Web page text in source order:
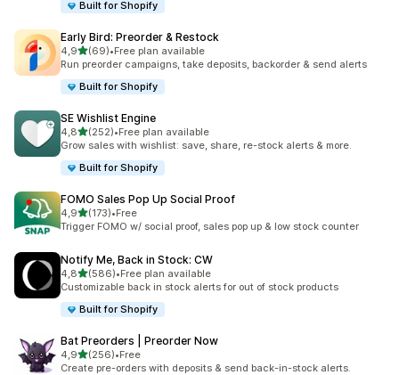
Built for Shopify
Early Bird: Preorder & Restock
4,9na 5 gwiazdek
(69)
Łączna liczba recenzji: 69
•Free plan available
Run preorder campaigns, take deposits, backorder & send alerts
Built for Shopify
SE Wishlist Engine
4,8na 5 gwiazdek
(252)
Łączna liczba recenzji: 252
•Free plan available
Grow sales with wishlist: save, share, re-stock alerts & more.
Built for Shopify
FOMO Sales Pop Up Social Proof
4,9na 5 gwiazdek
(173)
Łączna liczba recenzji: 173
•Free
Trigger FOMO w/ social proof, sales pop up & low stock counter
Notify Me, Back in Stock: CW
4,8na 5 gwiazdek
(586)
Łączna liczba recenzji: 586
•Free plan available
Customizable back in stock alerts for out of stock products
Built for Shopify
Bat Preorders | Preorder Now
4,9na 5 gwiazdek
(256)
Łączna liczba recenzji: 256
•Free
Create pre-orders with deposits & send back-in-stock alerts.